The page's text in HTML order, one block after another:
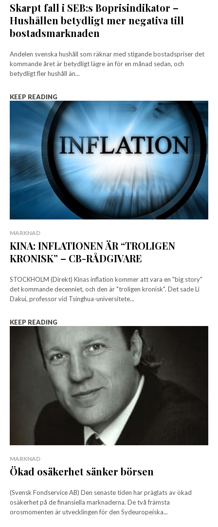
Skarpt fall i SEB:s Boprisindikator –
Hushållen betydligt mer negativa till
bostadsmarknaden
Andelen svenska hushåll som räknar med stigande bostadspriser det
kommande året är betydligt lägre än för en månad sedan, och
betydligt fler hushåll än...
KEEP READING
MARKNAD
KINA: INFLATIONEN ÄR “TROLIGEN
KRONISK” – CB-RÅDGIVARE
STOCKHOLM (Direkt) Kinas inflation kommer att vara en "big story"
det kommande decenniet, och den är "troligen kronisk". Det sade Li
Dakui, professor vid Tsinghua-universitete...
KEEP READING
MARKNAD
Ökad osäkerhet sänker börsen
(Svensk Fondservice AB) Den senaste tiden har präglats av ökad
osäkerhet på de finansiella marknaderna. De två främsta
orosmomenten är utvecklingen för den Sydeuropeiska...